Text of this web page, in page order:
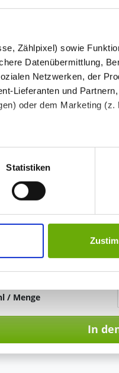
Zählpixel) sowie
Datenübermittlung,
Netzwerken, der
Lieferanten und
oder dem Marketing (z.
"Cookies" am
Einstellungen
Ihrer
Statistiken
Bemerkung
Check (kostenlos) Unsere
So können Sie sich
€
vomLieferlandkann der Preis
/ Menge
In